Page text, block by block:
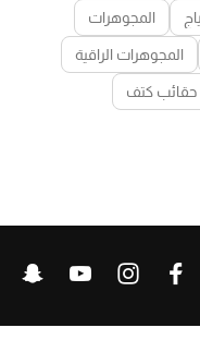
المجوهرات
المجوهرات الراقية
حقائب كتف